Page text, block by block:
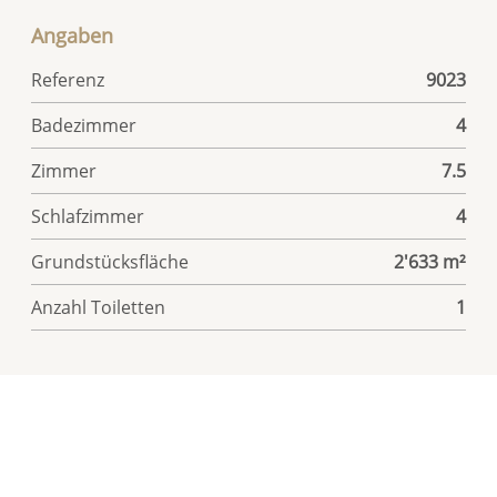
Angaben
Referenz
9023
Badezimmer
4
Zimmer
7.5
Schlafzimmer
4
Grundstücksfläche
2'633 m²
Anzahl Toiletten
1